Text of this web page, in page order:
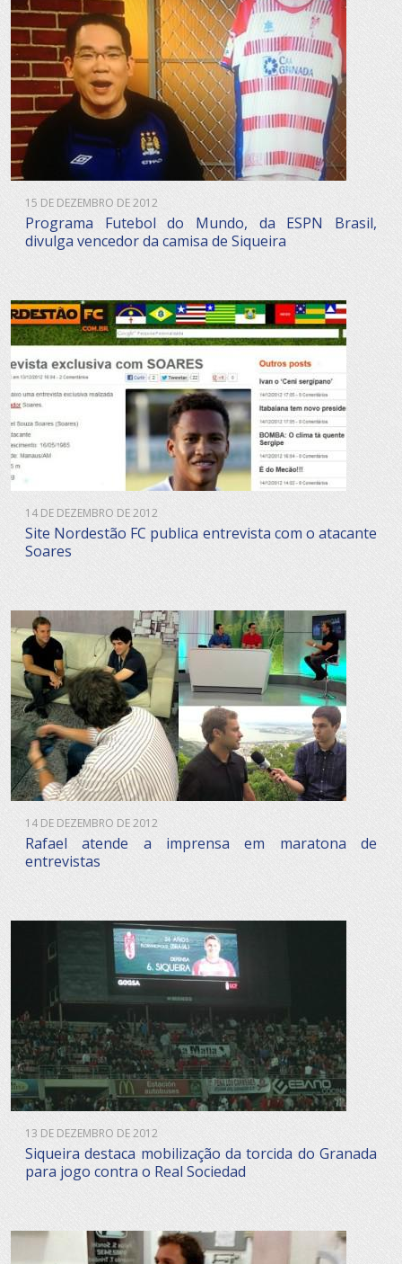
15 DE DEZEMBRO DE 2012
Programa Futebol do Mundo, da ESPN Brasil,
divulga vencedor da camisa de Siqueira
14 DE DEZEMBRO DE 2012
Site Nordestão FC publica entrevista com o atacante
Soares
14 DE DEZEMBRO DE 2012
Rafael atende a imprensa em maratona de
entrevistas
13 DE DEZEMBRO DE 2012
Siqueira destaca mobilização da torcida do Granada
para jogo contra o Real Sociedad